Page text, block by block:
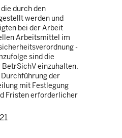
durch den
werden und
bei der Arbeit
Arbeitsmittel im
-
sind die
einzuhalten.
Durchführung der
mit Festlegung
Fristen erforderlicher